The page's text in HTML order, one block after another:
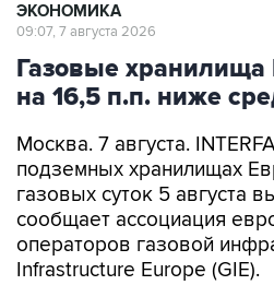
ЭКОНОМИКА
09:07, 7 августа 2026
Газовые
на 16,5 п.п. ниже
Москва. 7 августа.
подземных хранилищах
газовых суток 5 августа
сообщает ассоциация
операторов газовой
Infrastructure Europe (GIE).